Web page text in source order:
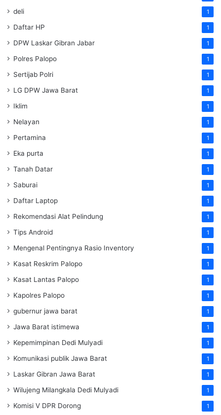
deli 1
Daftar HP 1
DPW Laskar Gibran Jabar 1
Polres Palopo 1
Sertijab Polri 1
LG DPW Jawa Barat 1
Iklim 1
Nelayan 1
Pertamina 1
Eka purta 1
Tanah Datar 1
Saburai 1
Daftar Laptop 1
Rekomendasi Alat Pelindung 1
Tips Android 1
Mengenal Pentingnya Rasio Inventory 1
Kasat Reskrim Palopo 1
Kasat Lantas Palopo 1
Kapolres Palopo 1
gubernur jawa barat 1
Jawa Barat istimewa 1
Kepemimpinan Dedi Mulyadi 1
Komunikasi publik Jawa Barat 1
Laskar Gibran Jawa Barat 1
Wilujeng Milangkala Dedi Mulyadi 1
Komisi V DPR Dorong 1